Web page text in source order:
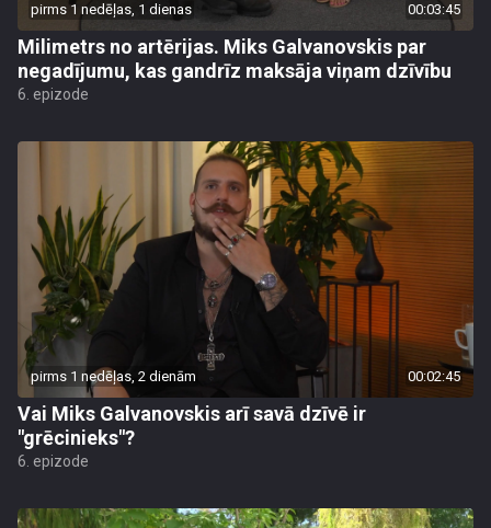
pirms 1 nedēļas, 1 dienas 00:03:45
Milimetrs no artērijas. Miks Galvanovskis par
negadījumu, kas gandrīz maksāja viņam dzīvību
6. epizode
pirms 1 nedēļas, 2 dienām 00:02:45
Vai Miks Galvanovskis arī savā dzīvē ir
"grēcinieks"?
6. epizode